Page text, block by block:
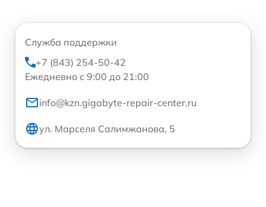
Служба поддержки
+7 (843) 254-50-42
Ежедневно с 9:00 до 21:00
info@kzn.gigabyte-repair-center.ru
ул. Марселя Салимжанова, 5